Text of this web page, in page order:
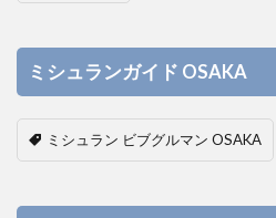
ミシュランガイド OSAKA
ミシュラン ビブグルマン OSAKA